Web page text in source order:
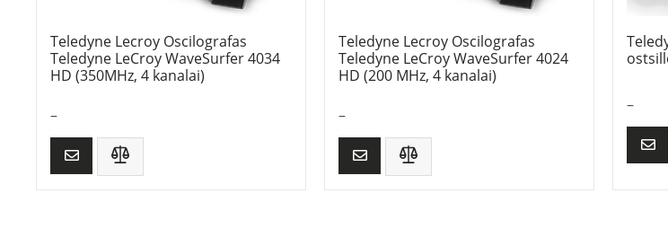
Teledyne Lecroy Oscilografas
Teledyne LeCroy WaveSurfer 4034
HD (350MHz, 4 kanalai)
–
Teledyne Lecroy Oscilografas
Teledyne LeCroy WaveSurfer 4024
HD (200 MHz, 4 kanalai)
–
–